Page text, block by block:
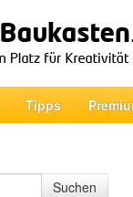
Tipps
Suchen